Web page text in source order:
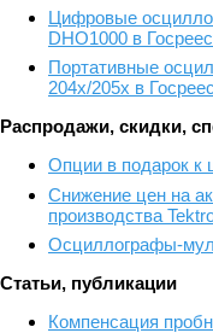
Цифровые
DHO1000 в
Портативные
204x/205x в
Распродажи, скидки,
Опции в подарок
Снижение цен на
производства
Осциллографы-
Статьи, публикации
Компенсация